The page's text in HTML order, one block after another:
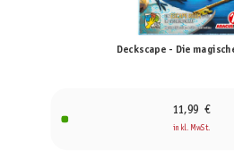
Deckscape - Die
11,99 €
inkl. MwSt.